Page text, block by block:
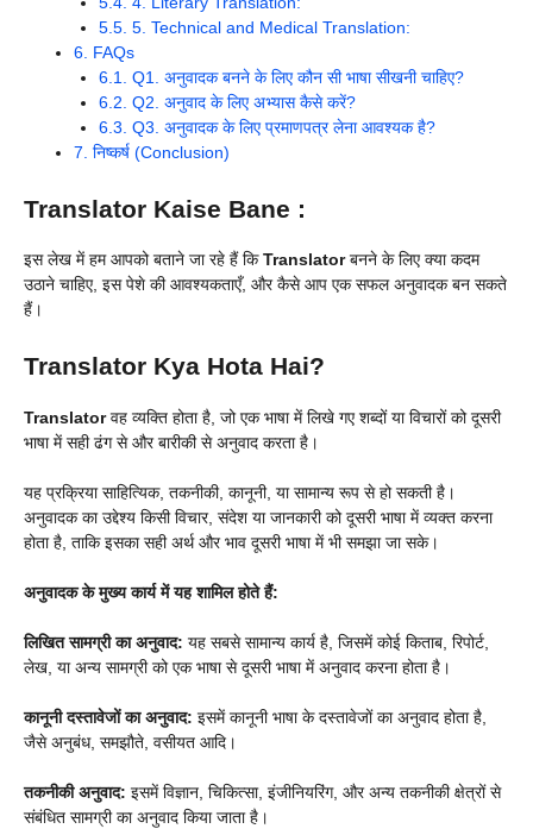
5.5. 5. Technical and Medical Translation:
6. FAQs
6.1.
Q1. अनुवादक बनने के लिए कौन सी भाषा सीखनी चाहिए?
6.2. Q2. अनुवाद के लिए अभ्यास कैसे करें?
6.3. Q3. अनुवादक के लिए प्रमाणपत्र लेना आवश्यक है?
7. निष्कर्ष (Conclusion)
Translator Kaise Bane :
इस लेख में हम आपको बताने जा रहे हैं किTranslatorबनने के लिए क्या कदम
उठाने चाहिए, इस पेशे की आवश्यकताएँ, और कैसे आप एक सफल अनुवादक बन सकते
हैं।
Translator Kya Hota Hai?
Translatorवह व्यक्ति होता है, जो एक भाषा में लिखे गए शब्दों या विचारों को दूसरी
भाषा में सही ढंग से और बारीकी से अनुवाद करता है।
यह प्रक्रिया साहित्यिक, तकनीकी, कानूनी, या सामान्य रूप से हो सकती है।
अनुवादक का उद्देश्य किसी विचार, संदेश या जानकारी को दूसरी भाषा में व्यक्त करना
होता है, ताकि इसका सही अर्थ और भाव दूसरी भाषा में भी समझा जा सके।
अनुवादक के मुख्य कार्य में यह शामिल होते हैं:
लिखित सामग्री का अनुवाद: यह सबसे सामान्य कार्य है, जिसमें कोई किताब, रिपोर्ट,
लेख, या अन्य सामग्री को एक भाषा से दूसरी भाषा में अनुवाद करना होता है।
कानूनी दस्तावेजों का अनुवाद: इसमें कानूनी भाषा के दस्तावेजों का अनुवाद होता है,
जैसे अनुबंध, समझौते, वसीयत आदि।
तकनीकी अनुवाद: इसमें विज्ञान, चिकित्सा, इंजीनियरिंग, और अन्य तकनीकी क्षेत्रों से
संबंधित सामग्री का अनुवाद किया जाता है।